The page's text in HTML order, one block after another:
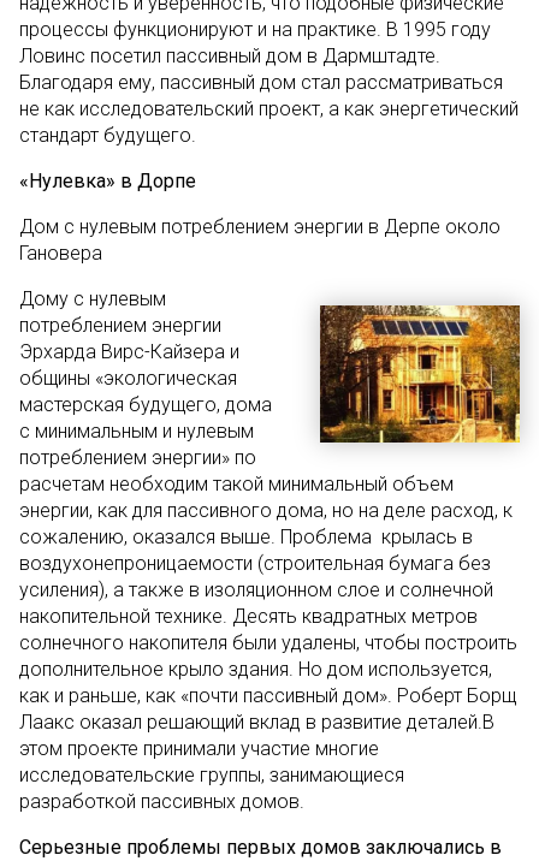
процессы функционируют и на практике. В 1995 году
Ловинс посетил пассивный дом в Дармштадте.
Благодаря ему, пассивный дом стал рассматриваться
не как исследовательский проект, а как энергетический
стандарт будущего.
«Нулевка» в Дорпе
Дом с нулевым потреблением энергии в Дерпе около
Гановера
Дому с нулевым
потреблением энергии
Эрхарда Вирс-Кайзера и
общины «экологическая
мастерская будущего, дома
с минимальным и нулевым
потреблением энергии» по
расчетам необходим такой минимальный объем
энергии, как для пассивного дома, но на деле расход, к
сожалению, оказался выше. Проблема крылась в
воздухонепроницаемости (строительная бумага без
усиления), а также в изоляционном слое и солнечной
накопительной технике. Десять квадратных метров
солнечного накопителя были удалены, чтобы построить
дополнительное крыло здания. Но дом используется,
как и раньше, как «почти пассивный дом». Роберт Борщ
Лаакс оказал решающий вклад в развитие деталей.В
этом проекте принимали участие многие
исследовательские группы, занимающиеся
разработкой пассивных домов.
Серьезные проблемы первых домов заключались в